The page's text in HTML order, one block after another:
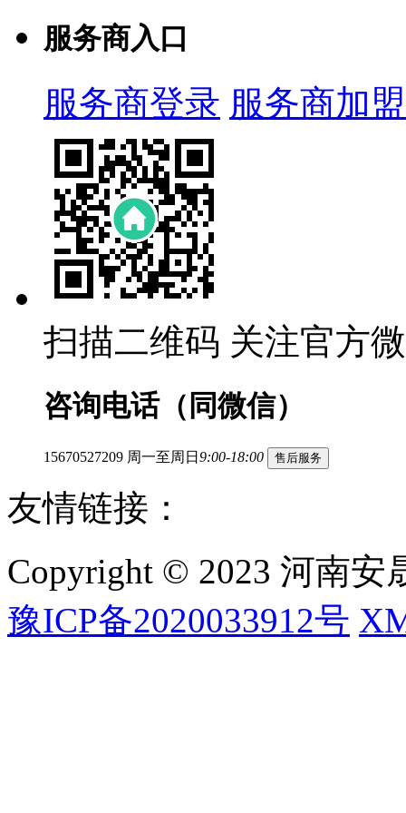
服务商入口
服务商登录 服务商加盟
扫描二维码 关注官方
咨询电话（同微信）
15670527209 周一至周日 9:00-18:00 售后服务
友情链接：
Copyright © 2023 河南
豫ICP备2020033912号